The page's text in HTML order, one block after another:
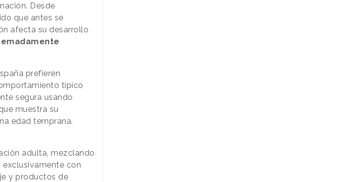
Desde
que antes se
afecta su desarrollo
prefieren
típico
segura usando
muestra su
edad temprana.
adulta, mezclando
con
y productos de